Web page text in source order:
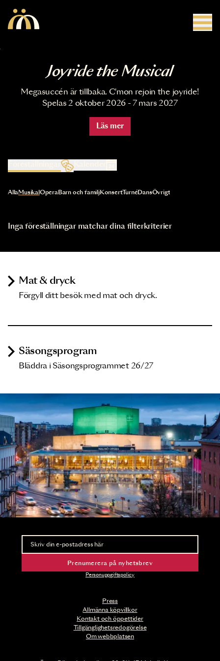
Joyride the Musical
Megasuccén är tillbaka. C'mon rejoin the joyride!
Spelas 2 oktober 2026 - 7 mars 2027
Läs mer
Kalender
Val av kategori uppdaterar innehållet automatiskt
AllaMusikal OperaBarn och familjKonsertTurnéDansÖvrigt
Inga föreställningar matchar dina filterkriterier
Mat & dryck
Förgyll ditt besök med mat och dryck.
Säsongsprogram
Bläddra i Säsongsprogrammet 26/27
Press
Allmänna köpvillkor
Kontakt och öppettider
Tillgänglighetsredogörelse
Om webbplatsen
Nyhetsbrev
Ta del av förhandsinformation och biljettsläpp.
Prenumerera på nyhetsbrev
Personuppgiftspolicy